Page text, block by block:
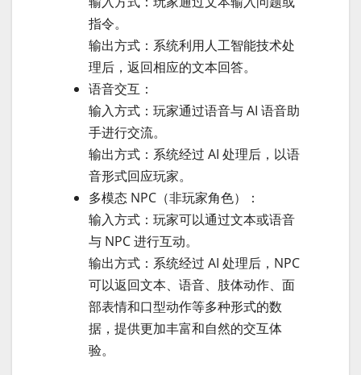
指令。
输出方式：系统利用人工智能技术处
理后，返回相应的文本回答。
语音交互：
输入方式：玩家通过语音与 AI 语音助
手进行交流。
输出方式：系统经过 AI 处理后，以语
音形式回应玩家。
多模态 NPC（非玩家角色）：
输入方式：玩家可以通过文本或语音
与 NPC 进行互动。
输出方式：系统经过 AI 处理后，NPC
可以返回文本、语音、肢体动作、面
部表情和口型动作等多种形式的数
据，提供更加丰富和自然的交互体
验。